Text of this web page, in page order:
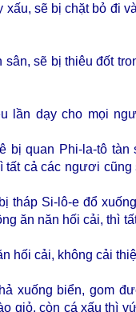
sẽ bị chặt bỏ đi
sẽ bị thiêu đốt
lần dạy cho mọi
quan Phi-la-tô tàn
cả các ngươi cũng
tháp Si-lô-e đổ
ăn năn hối cải, thì
hối cải, không cải
xuống biển, gom
giỏ, còn cá xấu thì